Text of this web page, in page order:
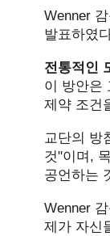
Wenner
발표하였
전통적인
이 방안은
제약 조건
교단의 방
것"이며,
공언하는
Wenner
제가 자신